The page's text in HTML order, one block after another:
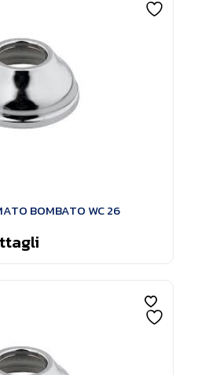
BOMBATO WC 26